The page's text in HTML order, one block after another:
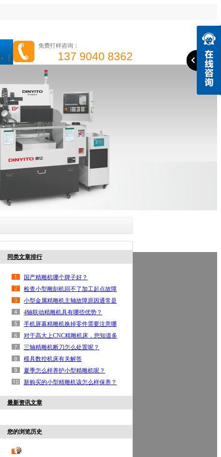
免费打样咨询：
137 9040 8362
高光机 精雕机 高速钻攻机 手机边框高光机 成功
同类文章排行
国产精雕机哪个牌子好？
检查小型雕刻机回不了加工起点故障
小型金属精雕机主轴故障原因通常是
哪一些？
4轴联动精雕机具有哪些优势？
手机屏幕精雕机换掉零件需要注意哪
一些？
对于高大上CNC精雕机床，您知道多
少呢？
三轴精雕机断刀怎么处置呢？
模具数控机床有关解答
夏季怎么样养护小型精雕机呢？
新购买的小型精雕机该怎么样保养？
最新资讯文章
您的浏览历史
联系鼎亿